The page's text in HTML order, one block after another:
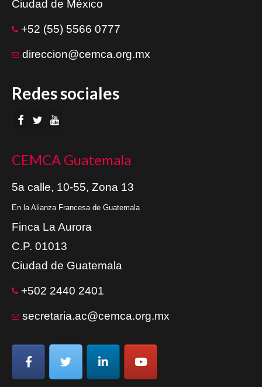
Ciudad de México
+52 (55) 5566 0777
direccion@cemca.org.mx
Redes sociales
CEMCA Guatemala
5a calle, 10-55, Zona 13
En la Alianza Francesa de Guatemala
Finca La Aurora
C.P. 01013
Ciudad de Guatemala
+502 2440 2401
secretaria.ac@cemca.org.mx